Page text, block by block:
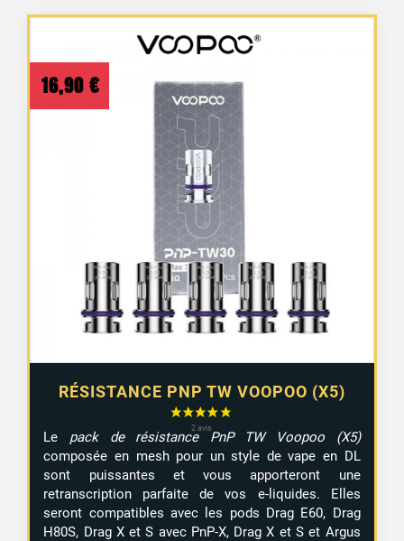
11 avis
RÉSISTANCE PNP TW VOOPOO (X5)
16,90 €
Le pack de résistance PnP TW Voopoo (X5)
composée en mesh pour un style de vape en DL
sont puissantes et vous apporteront une
retranscription parfaite de vos e-liquides. Elles
seront compatibles avec les pods Drag E60, Drag
H80S, Drag X et S avec PnP-X, Drag X et S et Argus